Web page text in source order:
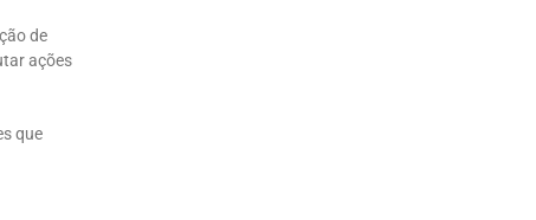
de
ações
que